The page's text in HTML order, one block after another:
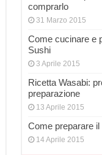
comprarlo
31 Marzo 2015
Come cucinare e
Sushi
3 Aprile 2015
Ricetta Wasabi:
preparazione
13 Aprile 2015
Come preparare
14 Aprile 2015